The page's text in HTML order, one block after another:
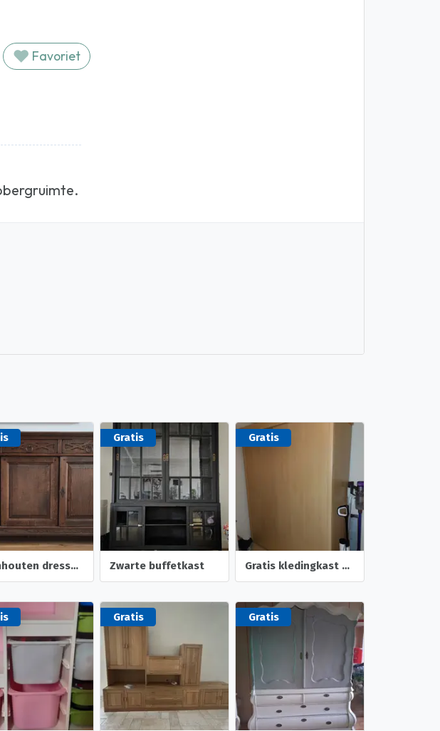
Favoriet
Eikenhouten dressoir
Gratis
Zwarte buffetkast
Gratis
Gratis kledingkast 220 x 180 x 60
Gratis Gratis